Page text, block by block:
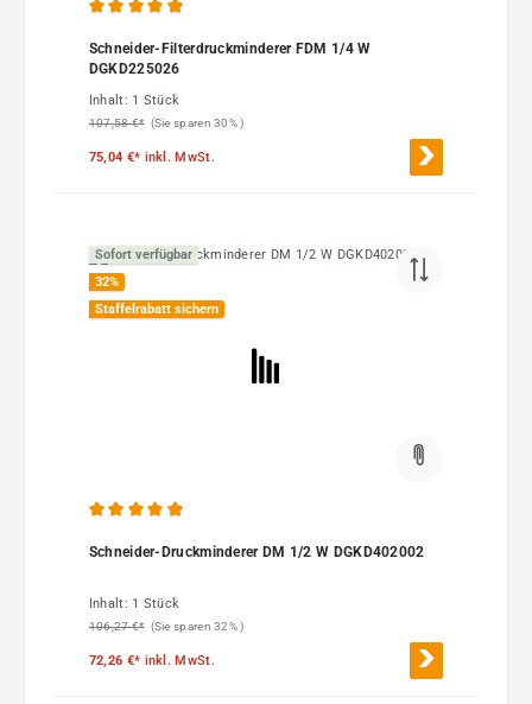
Schneider-Filterdruckminderer FDM 1/4 W
DGKD225026
Inhalt: 1 Stück
107,58 €* (Sie sparen 30% )
75,04 €* inkl. MwSt.
Sofort verfügbar
32%
Staffelrabatt sichern
Schneider-Druckminderer DM 1/2 W DGKD402002
Inhalt: 1 Stück
106,27 €* (Sie sparen 32% )
72,26 €* inkl. MwSt.